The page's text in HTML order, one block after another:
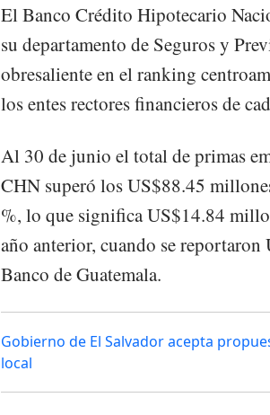
El Banco Crédito Hipotecario
su departamento de Seguros y
obresaliente en el ranking
los entes rectores financieros de
Al 30 de junio el total de primas
CHN superó los US$88.45
%, lo que significa US$14.84
año anterior, cuando se
Banco de Guatemala.
Gobierno de El Salvador acepta
local